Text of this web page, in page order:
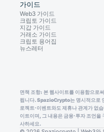
가이드
Web3 가이드
크립토 가이드
지갑 가이드
거래소 가이드
크립토 용어집
뉴스레터
면책 조항: 본 웹사이트를 이용함으로
됩니다. SpazioCrypto는 명시적으로
로젝트·이벤트와도 제휴나 관계가 없
이트이며, 그 내용은 금융·투자 조언을
사하세요.